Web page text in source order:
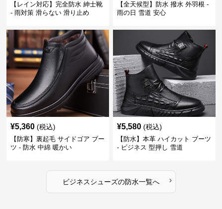
【レイン対応】完全防水 紳士靴
- 雨対策 滑らない 滑り止め
【全天候型】防水 撥水 外羽根 -
雨の日 雪道 安心
¥5,360 (税込)
【防寒】裏起毛 サイドゴア ブー
ツ - 防水 中綿 暖かい
¥5,580 (税込)
【防水】本革 ハイカット ブーツ
- ビジネス 型押し 雪道
ビジネスシューズの防水一覧へ ›